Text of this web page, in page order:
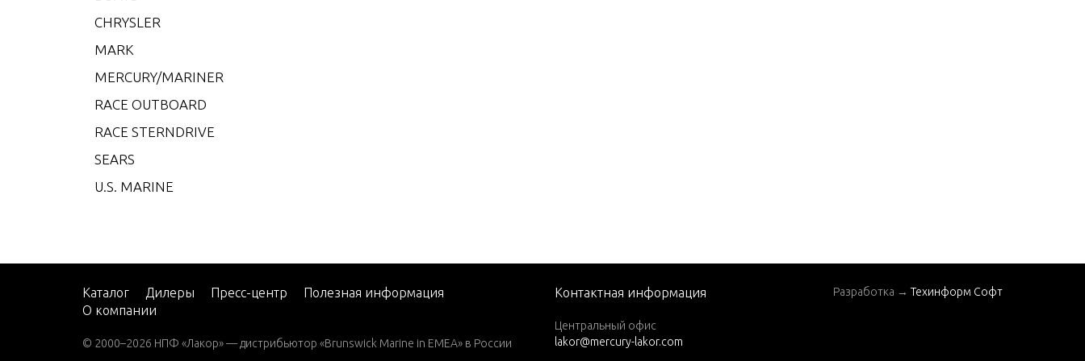
CHRYSLER
MARK
MERCURY/MARINER
RACE OUTBOARD
RACE STERNDRIVE
SEARS
U.S. MARINE
3.5
3.6
4.5 (1 CYL.)
Каталог Дилеры Пресс-центр
Полезная информация
О компании
© 2000–2026 НПФ «Лакор» — дистрибьютор «Brunswick Marine in EMEA» в России
Контактная информация
Центральный офис
lakor@mercury-lakor.com
Разработка → Техинформ Софт